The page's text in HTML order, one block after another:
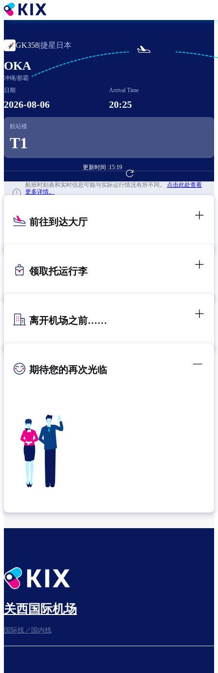
跳
转
主
要
容
GK358|捷星日本
OKA
冲绳/那霸

日期
2026-08-06
Arrival Time
20:25
航站楼
T1
更新时间 :15:19
前往航班预订
航班时刻表和实时信息可能与实际运行情况有所不同。 点击此处查看
更多详情。
前往到达大厅
领取托运行李
离开机场之前……
期待您的再次光临
关西国际机场
国际线／国内线